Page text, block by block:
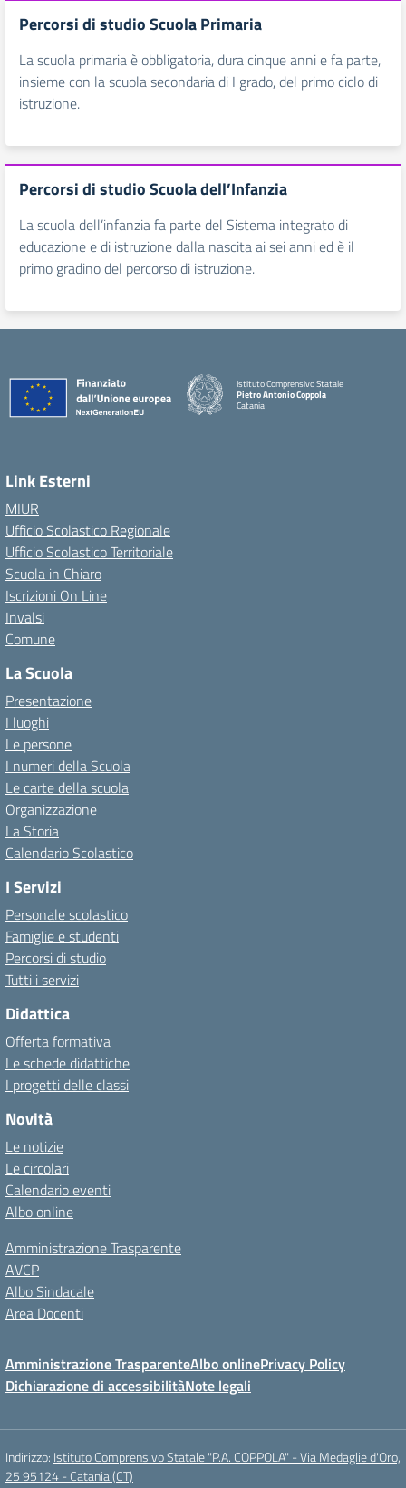
Percorsi di studio Scuola Primaria
La scuola primaria è obbligatoria, dura cinque anni e fa parte,
insieme con la scuola secondaria di I grado, del primo ciclo di
istruzione.
Percorsi di studio Scuola dell’Infanzia
La scuola dell’infanzia fa parte del Sistema integrato di
educazione e di istruzione dalla nascita ai sei anni ed è il
primo gradino del percorso di istruzione.
Istituto Comprensivo Statale
Pietro Antonio Coppola
Catania
Link Esterni
MIUR
Ufficio Scolastico Regionale
Ufficio Scolastico Territoriale
Scuola in Chiaro
Iscrizioni On Line
Invalsi
Comune
La Scuola
Presentazione
I luoghi
Le persone
I numeri della Scuola
Le carte della scuola
Organizzazione
La Storia
Calendario Scolastico
I Servizi
Personale scolastico
Famiglie e studenti
Percorsi di studio
Tutti i servizi
Didattica
Offerta formativa
Le schede didattiche
I progetti delle classi
Novità
Le notizie
Le circolari
Calendario eventi
Albo online
Amministrazione Trasparente
AVCP
Albo Sindacale
Area Docenti
Amministrazione TrasparenteAlbo onlinePrivacy Policy
Dichiarazione di accessibilitàNote legali
Indirizzo: Istituto Comprensivo Statale "P.A. COPPOLA" - Via Medaglie d'Oro,
25 95124 - Catania (CT)